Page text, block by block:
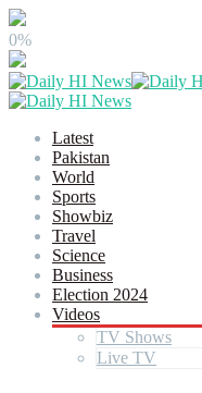
0%
Latest
Pakistan
World
Sports
Showbiz
Travel
Science
Business
Election 2024
Videos
TV Shows
Live TV